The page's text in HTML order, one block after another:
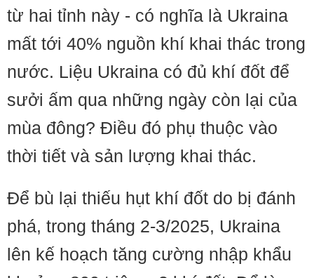
từ hai tỉnh này - có nghĩa là Ukraina
mất tới 40% nguồn khí khai thác trong
nước. Liệu Ukraina có đủ khí đốt để
sưởi ấm qua những ngày còn lại của
mùa đông? Điều đó phụ thuộc vào
thời tiết và sản lượng khai thác.
Để bù lại thiếu hụt khí đốt do bị đánh
phá, trong tháng 2-3/2025, Ukraina
lên kế hoạch tăng cường nhập khẩu